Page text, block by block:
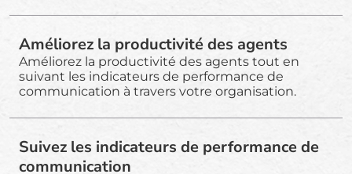
Améliorez la productivité des agents
Améliorez la productivité des agents tout en
suivant les indicateurs de performance de
communication à travers votre organisation.
Suivez les indicateurs de performance de
communication